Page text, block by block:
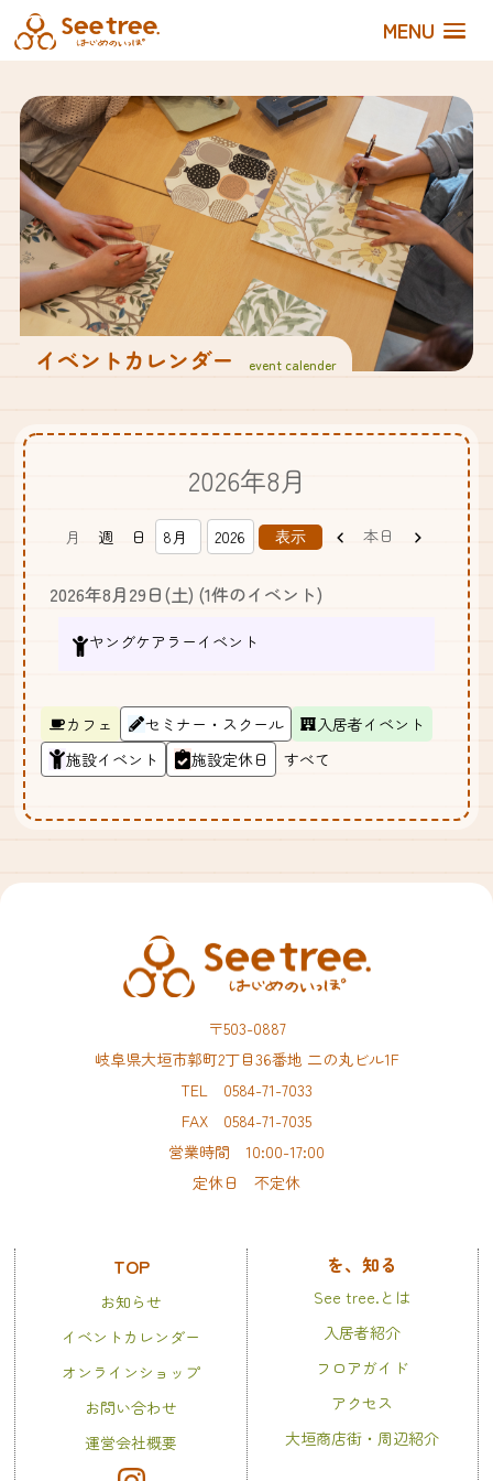
MENU
イベントカレンダー event calender
2026年8月
月 週 日 月
年
前本日
次
2026年8月29日(土) (1件のイベント)
ヤングケアラーイベント
カ
テ
ゴ
ー
カフェ セミナー・スクール
入居者イベント
施設イベント
施設定休日 すべて
〒503-0887
岐阜県大垣市郭町2丁目36番地 二の丸ビル1F
TEL 0584-71-7033
FAX 0584-71-7035
営業時間 10:00-17:00
定休日 不定休
TOP
お知らせ
イベントカレンダー
オンラインショップ
お問い合わせ
運営会社概要
を、知る
See tree.とは
入居者紹介
フロアガイド
アクセス
大垣商店街・周辺紹介